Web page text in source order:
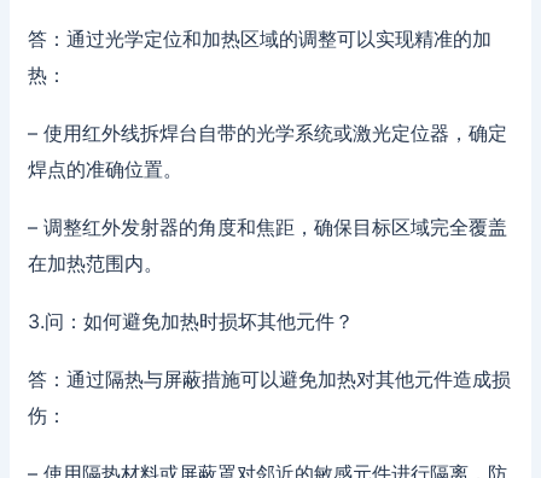
答：通过光学定位和加热区域的调整可以实现精准的加
热：
– 使用红外线拆焊台自带的光学系统或激光定位器，确定
焊点的准确位置。
– 调整红外发射器的角度和焦距，确保目标区域完全覆盖
在加热范围内。
3.问：如何避免加热时损坏其他元件？
答：通过隔热与屏蔽措施可以避免加热对其他元件造成损
伤：
– 使用隔热材料或屏蔽罩对邻近的敏感元件进行隔离，防